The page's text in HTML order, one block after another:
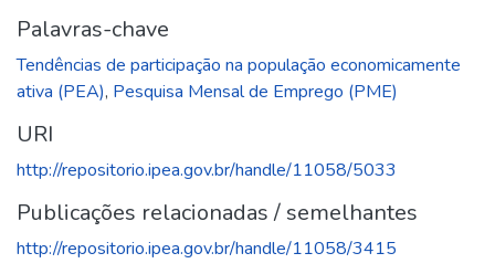
Palavras-chave
Tendências de participação na população economicamente
ativa (PEA), Pesquisa Mensal de Emprego (PME)
URI
http://repositorio.ipea.gov.br/handle/11058/5033
Publicações relacionadas / semelhantes
http://repositorio.ipea.gov.br/handle/11058/3415